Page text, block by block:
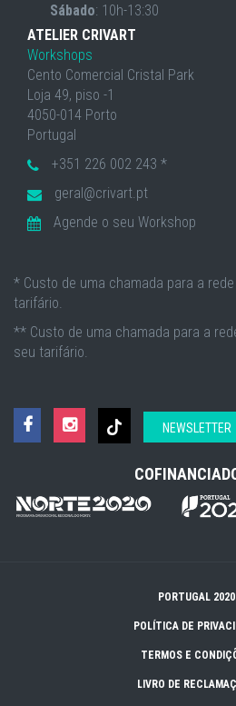
Sábado: 10h-13:30
ATELIER CRIVART
Workshops
Cento Comercial Cristal Park
Loja 49, piso -1
4050-014 Porto
Portugal
+351 226 002 243 *
geral@crivart.pt
Agende o seu Workshop
* Custo de uma chamada para a
tarifário.
** Custo de uma chamada para a
seu tarifário.
NEWSLETTER
PORTUGAL 2020
POLÍTICA DE
TERMOS E
LIVRO DE